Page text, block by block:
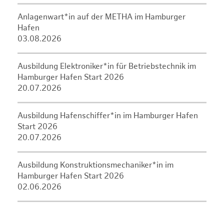
Anlagenwart*in auf der METHA im Hamburger
Hafen
03.08.2026
Ausbildung Elektroniker*in für Betriebstechnik im
Hamburger Hafen Start 2026
20.07.2026
Ausbildung Hafenschiffer*in im Hamburger Hafen
Start 2026
20.07.2026
Ausbildung Konstruktionsmechaniker*in im
Hamburger Hafen Start 2026
02.06.2026